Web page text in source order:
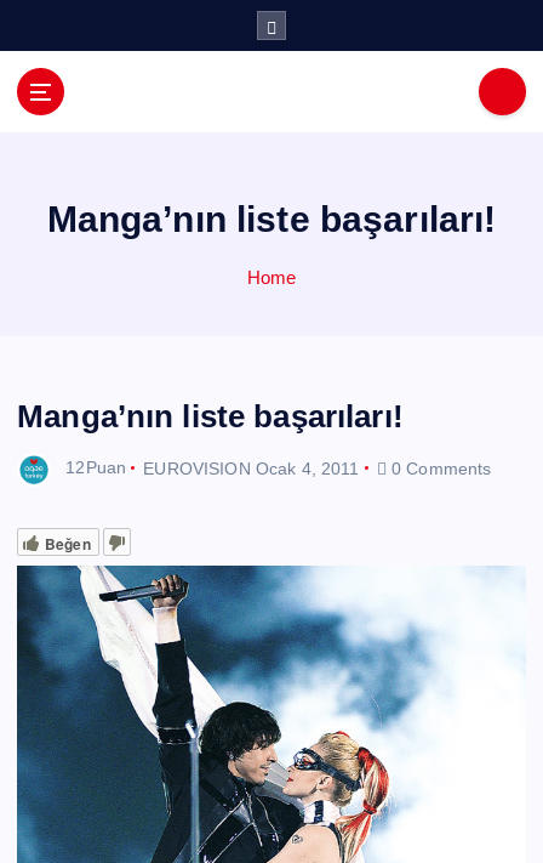
Manga’nın liste başarıları!
Home
Manga’nın liste başarıları!
12Puan EUROVISION Ocak 4, 2011 0 Comments
Beğen